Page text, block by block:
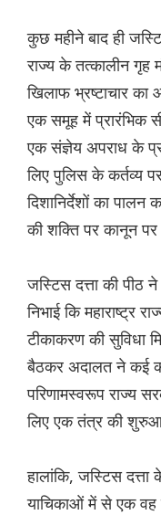
कुछ महीने बाद ही
राज्य के तत्कालीन गृह
खिलाफ भ्रष्टाचार
एक समूह में प्रारंभिक
एक संज्ञेय अपराध के
लिए पुलिस के कर्तव्य
दिशानिर्देशों का
की शक्ति पर कानून पर
जस्टिस दत्ता की पीठ
निभाई कि महाराष्ट्र
टीकाकरण की सुविधा
बैठकर अदालत ने कई
परिणामस्वरूप राज्य
लिए एक तंत्र की
हालांकि, जस्टिस
याचिकाओं में से एक वह